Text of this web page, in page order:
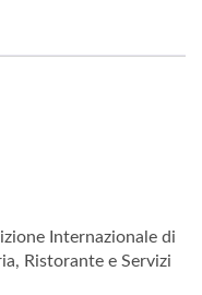
Internazionale di
Ristorante e Servizi